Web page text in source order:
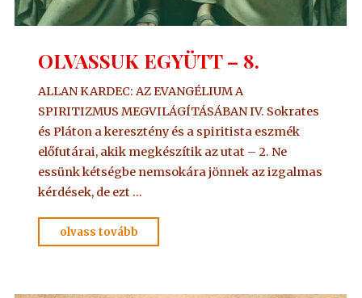
OLVASSUK EGYÜTT – 8.
ALLAN KARDEC: AZ EVANGÉLIUM A
SPIRITIZMUS MEGVILÁGÍTÁSÁBAN IV. Sokrates
és Pláton a keresztény és a spiritista eszmék
előfutárai, akik megkészítik az utat – 2. Ne
essünk kétségbe nemsokára jönnek az izgalmas
kérdések, de ezt …
olvass tovább
EGYÜTT
8."